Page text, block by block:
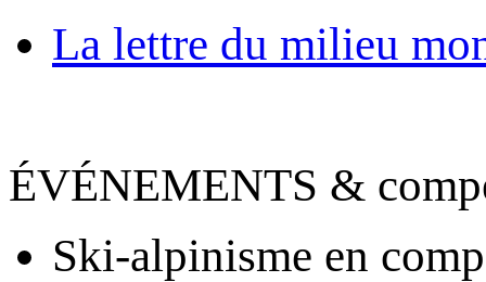
La lettre du milieu
ÉVÉNEMENTS &
Ski-alpinisme en